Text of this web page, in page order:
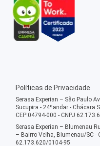
Políticas de Privacidade
Serasa Experian – São Paulo
Sucupira - 24ºandar - Chácara
CEP:04794-000 - CNPJ
Serasa Experian – Blumenau
– Bairro Velha, Blumenau/SC -
62.173.620/0104-95